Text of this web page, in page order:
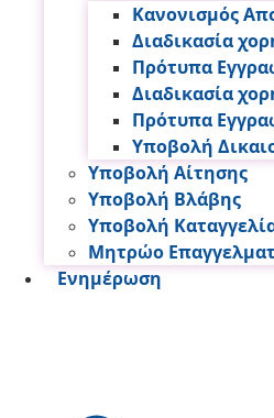
Κανονισμός
Διαδικασία
Πρότυπα
Διαδικασία
Πρότυπα
Υποβολή
Υποβολή Αίτησης
Υποβολή Βλάβης
Υποβολή
Μητρώο
Ενημέρωση